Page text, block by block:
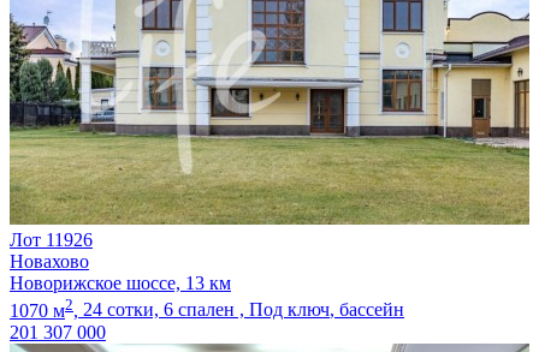
Лот 11926
Новахово
Новорижское шоссе, 13 км
1070 м2, 24 сотки, 6 спален , Под ключ, бассейн
201 307 000